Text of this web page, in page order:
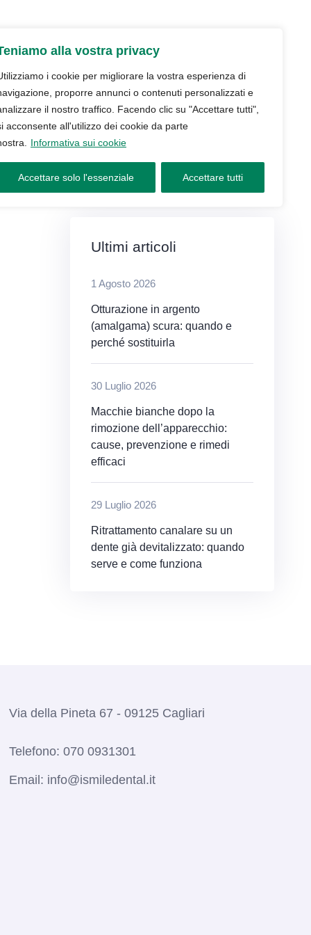
alla vostra privacy
i cookie per migliorare la vostra esperienza di
proporre annunci o contenuti personalizzati e
il nostro traffico. Facendo clic su "Accettare tutti",
acconsente all'utilizzo dei cookie da parte
Informativa sui cookie
Accettare solo l'essenziale Accettare tutti
Ultimi articoli
1 Agosto 2026
Otturazione in argento
(amalgama) scura: quando e
perché sostituirla
30 Luglio 2026
Macchie bianche dopo la
rimozione dell’apparecchio:
cause, prevenzione e rimedi
efficaci
29 Luglio 2026
Ritrattamento canalare su un
dente già devitalizzato: quando
serve e come funziona
Via della Pineta 67 - 09125 Cagliari
Telefono: 070 0931301
Email: info@ismiledental.it